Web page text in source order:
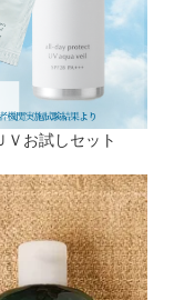
Ｖお試しセット